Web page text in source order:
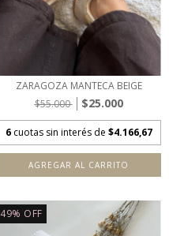
ZARAGOZA MANTECA BEIGE
$55.000
$25.000
6 cuotas sin interés de $4.166,67
AGREGAR AL CARRITO
49% OFF